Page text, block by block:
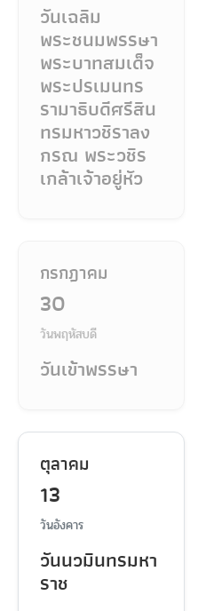
วันเฉลิม
พระชนมพรรษา
พระบาทสมเด็จ
พระปรเมนทร
รามาธิบดีศรีสิน
ทรมหาวชิราลง
กรณ พระวชิร
เกล้าเจ้าอยู่หัว
กรกฎาคม
30
วันพฤหัสบดี
วันเข้าพรรษา
ตุลาคม
13
วันอังคาร
วันนวมินทรมหา
ราช